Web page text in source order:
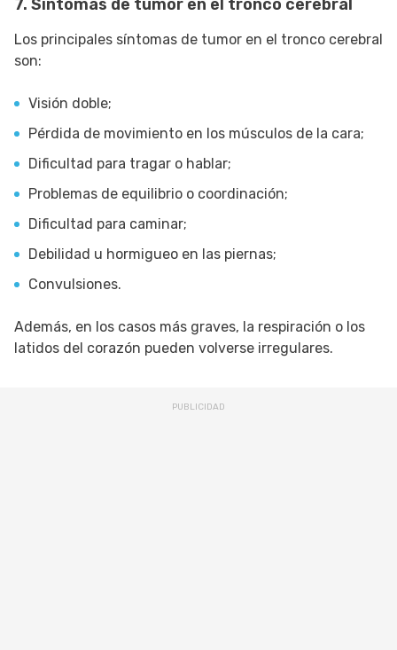
7. Síntomas de tumor en el tronco cerebral
Los principales síntomas de tumor en el tronco cerebral
son:
Visión doble;
Pérdida de movimiento en los músculos de la cara;
Dificultad para tragar o hablar;
Problemas de equilibrio o coordinación;
Dificultad para caminar;
Debilidad u hormigueo en las piernas;
Convulsiones.
Además, en los casos más graves, la respiración o los
latidos del corazón pueden volverse irregulares.